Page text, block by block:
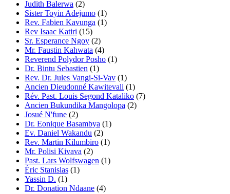
Judith Balerwa (2)
Sister Toyin Adejumo (1)
Rev. Fabien Kavunga (1)
Rev Isaac Katiri (15)
Sr. Esperance Ngoy (2)
Mr. Faustin Kahwata (4)
Reverend Polydor Posho (1)
Dr. Bintu Sebastien (1)
Rev. Dr. Jules Vangi-Si-Vav (1)
Ancien Dieudonné Kawitevali (1)
Rév. Past. Louis Segond Kataliko (7)
Ancien Bukundika Mangolopa (2)
Josué N'fune (2)
Dr. Eonique Basambya (1)
Ev. Daniel Wakandu (2)
Rev. Martin Kilumbiro (1)
Mr. Polisi Kivava (2)
Past. Lars Wolfswagen (1)
Éric Stanislas (1)
Yassin D. (1)
Dr. Donation Ndaane (4)